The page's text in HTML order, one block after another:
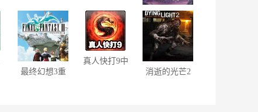
旗帜的传说3
最终幻想3重
真人快打9中
消逝的光芒2